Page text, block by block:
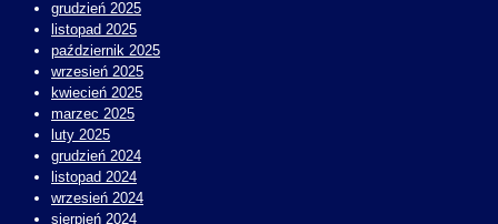
grudzień 2025
listopad 2025
październik 2025
wrzesień 2025
kwiecień 2025
marzec 2025
luty 2025
grudzień 2024
listopad 2024
wrzesień 2024
sierpień 2024